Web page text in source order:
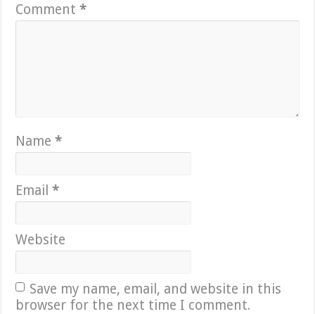
Comment*
Name*
Email*
Website
Save my name, email, and website in this
browser for the next time I comment.